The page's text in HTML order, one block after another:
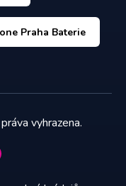
Praha Baterie
vyhrazena.